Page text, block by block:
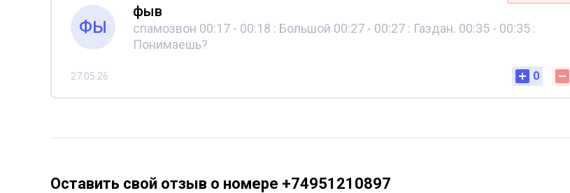
ФЫ
фыв
спамозвон 00:17 - 00:18 : Большой 00:27 - 00:27 : Газдан. 00:35 - 00:35 :
Понимаешь?
27.05.26 0
Оставить свой отзыв о номере +74951210897